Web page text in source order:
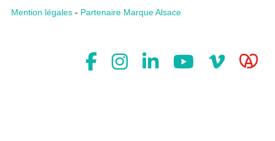
Mention légales- Partenaire Marque Alsace